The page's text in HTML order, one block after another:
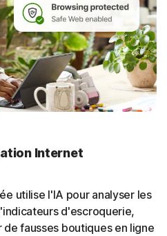
Internet
utilise l'IA pour analyser les
d'escroquerie,
fausses boutiques en ligne